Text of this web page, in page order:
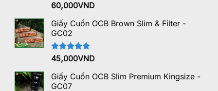
Được xếp
hạng
5 sao
60,000VND
Giấy Cuốn OCB Brown Slim & Filter -
GC02
Được xếp
hạng
5 sao
45,000VND
Giấy Cuốn OCB Slim Premium Kingsize -
GC07